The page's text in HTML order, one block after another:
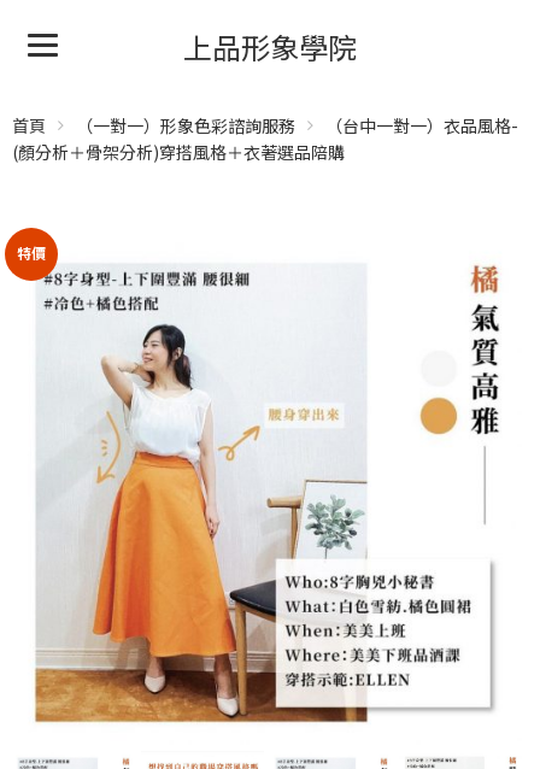
上品形象學院
首頁 （一對一）形象色彩諮詢服務
（台中一對一）衣品風格-
(顏分析＋骨架分析)穿搭風格＋衣著選品陪購
特價